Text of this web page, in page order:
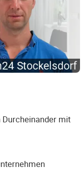
Durcheinander mit